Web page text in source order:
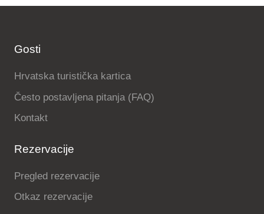
Gosti
Hrvatska turistička kartica
Često postavljena pitanja (FAQ)
Kontakt
Rezervacije
Pregled rezervacije
Otkaz rezervacije